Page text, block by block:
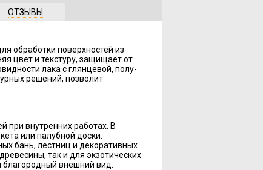
ОТЗЫВЫ
обработки поверхностей из
цвет и текстуру, защищает от
лака с глянцевой, полу-
решений, позволит
при внутренних работах. В
или палубной доски.
бань, лестниц и декоративных
так и для экзотических
благородный внешний вид.